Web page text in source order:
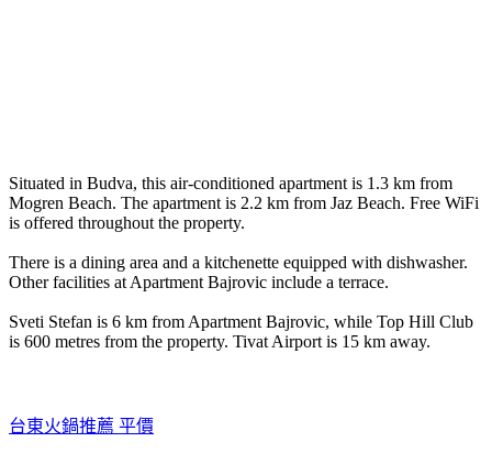
Situated in Budva, this air-conditioned apartment is 1.3 km from
Mogren Beach. The apartment is 2.2 km from Jaz Beach. Free WiFi
is offered throughout the property.
There is a dining area and a kitchenette equipped with dishwasher.
Other facilities at Apartment Bajrovic include a terrace.
Sveti Stefan is 6 km from Apartment Bajrovic, while Top Hill Club
is 600 metres from the property. Tivat Airport is 15 km away.
台東火鍋推薦 平價